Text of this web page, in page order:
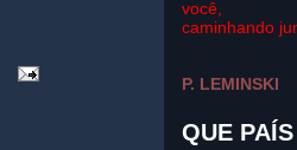
você,
caminhando
P. LEMINSKI
QUE